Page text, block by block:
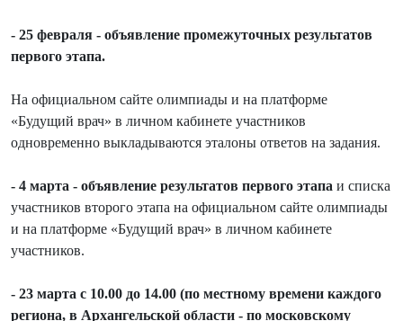
- 25 февраля - объявление промежуточных результатов
первого этапа.
На официальном сайте олимпиады и на платформе
«Будущий врач» в личном кабинете участников
одновременно выкладываются эталоны ответов на задания.
- 4 марта - объявление результатов первого этапа и списка
участников второго этапа на официальном сайте олимпиады
и на платформе «Будущий врач» в личном кабинете
участников.
- 23 марта с 10.00 до 14.00 (по местному времени каждого
региона, в Архангельской области - по московскому